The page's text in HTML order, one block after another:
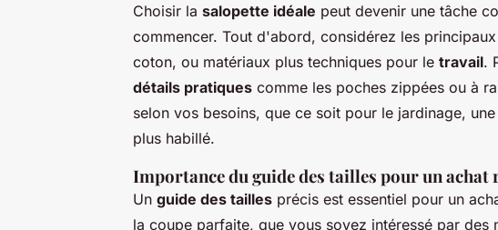
Choisir la salopette idéale peut devenir une tâche
commencer. Tout d'abord, considérez les
coton, ou matériaux plus techniques pour le travail.
détails pratiques comme les poches zippées ou à
selon vos besoins, que ce soit pour le jardinage,
plus habillé.
Importance du guide des tailles pour un achat
Un guide des tailles précis est essentiel pour un
la coupe parfaite, que vous soyez intéressé par des